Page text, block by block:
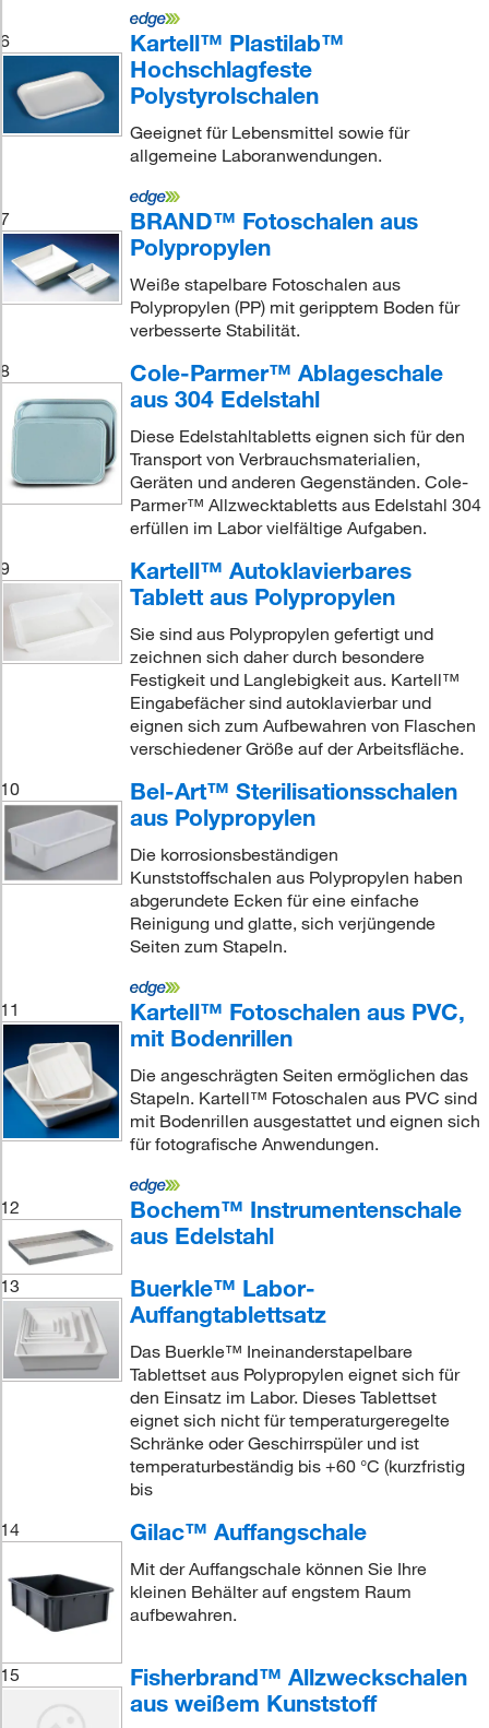
6
Kartell™ Plastilab™
Hochschlagfeste
Polystyrolschalen
Geeignet für Lebensmittel sowie für
allgemeine Laboranwendungen.
7
BRAND™ Fotoschalen aus
Polypropylen
Weiße stapelbare Fotoschalen aus
Polypropylen (PP) mit geripptem Boden für
verbesserte Stabilität.
8
Cole-Parmer™ Ablageschale
aus 304 Edelstahl
Diese Edelstahltabletts eignen sich für den
Transport von Verbrauchsmaterialien,
Geräten und anderen Gegenständen. Cole-
Parmer™ Allzwecktabletts aus Edelstahl 304
erfüllen im Labor vielfältige Aufgaben.
9
Kartell™ Autoklavierbares
Tablett aus Polypropylen
Sie sind aus Polypropylen gefertigt und
zeichnen sich daher durch besondere
Festigkeit und Langlebigkeit aus. Kartell™
Eingabefächer sind autoklavierbar und
eignen sich zum Aufbewahren von Flaschen
verschiedener Größe auf der Arbeitsfläche.
10
Bel-Art™ Sterilisationsschalen
aus Polypropylen
Die korrosionsbeständigen
Kunststoffschalen aus Polypropylen haben
abgerundete Ecken für eine einfache
Reinigung und glatte, sich verjüngende
Seiten zum Stapeln.
11
Kartell™ Fotoschalen aus PVC,
mit Bodenrillen
Die angeschrägten Seiten ermöglichen das
Stapeln. Kartell™ Fotoschalen aus PVC sind
mit Bodenrillen ausgestattet und eignen sich
für fotografische Anwendungen.
12
Bochem™ Instrumentenschale
aus Edelstahl
13
Buerkle™ Labor-
Auffangtablettsatz
Das Buerkle™ Ineinanderstapelbare
Tablettset aus Polypropylen eignet sich für
den Einsatz im Labor. Dieses Tablettset
eignet sich nicht für temperaturgeregelte
Schränke oder Geschirrspüler und ist
temperaturbeständig bis +60 °C (kurzfristig
bis
14
Gilac™ Auffangschale
Mit der Auffangschale können Sie Ihre
kleinen Behälter auf engstem Raum
aufbewahren.
15
Fisherbrand™ Allzweckschalen
aus weißem Kunststoff